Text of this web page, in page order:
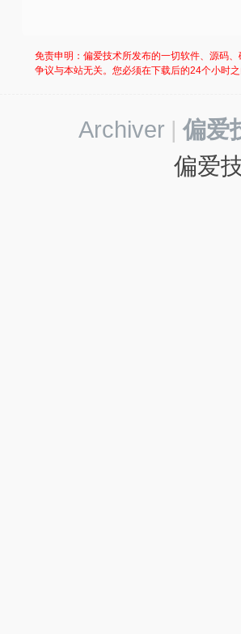
免责申明：偏爱技术所发布的一切软件、源码
争议与本站无关。您必须在下载后的24个小时
Archiver | 偏爱
偏爱